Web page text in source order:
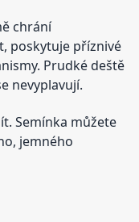
chrání
poskytuje příznivé
Prudké deště
nevyplavují.
Semínka můžete
jemného